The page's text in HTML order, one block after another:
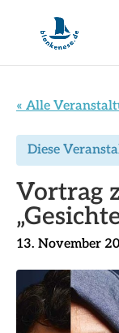
« Alle
Diese
Vortrag
13. November